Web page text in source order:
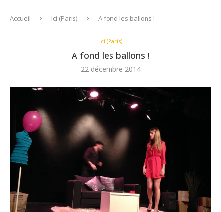
Accueil Ici (Paris) A fond les ballons !
Ici (Paris)
A fond les ballons !
22 décembre 2014